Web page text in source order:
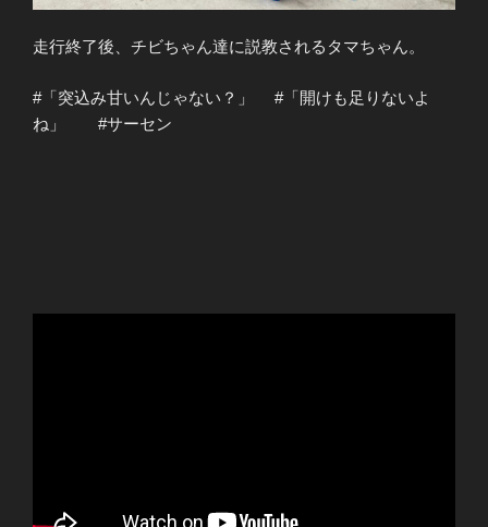
走行終了後、チビちゃん達に説教されるタマちゃん。
#「突込み甘いんじゃない？」 #「開けも足りないよ
ね」 #サーセン